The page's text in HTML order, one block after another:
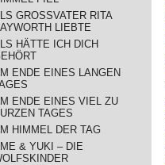
GROSSVATER RITA
LIEBTE
HÄTTE ICH DICH
ENDE EINES LANGEN
ENDE EINES VIEL ZU
TAGES
HIMMEL DER TAG
& YUKI – DIE